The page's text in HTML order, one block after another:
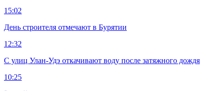
15:02
День строителя отмечают в Бурятии
12:32
С улиц Улан-Удэ откачивают воду после затяжного дождя
10:25